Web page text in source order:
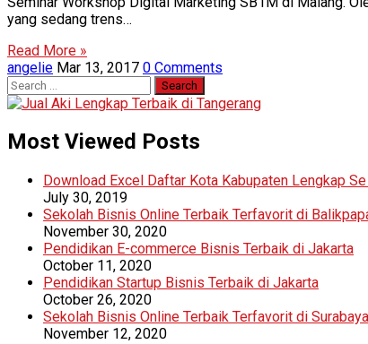
yang sedang trens…
Read More »
angelie Mar 13, 2017 0 Comments
Search
for:
Most Viewed Posts
Download Excel Daftar Kota Kabupaten Lengkap
July 30, 2019
Sekolah Bisnis Online Terbaik Terfavorit di
November 30, 2020
Pendidikan E-commerce Bisnis Terbaik di Jakarta
October 11, 2020
Pendidikan Startup Bisnis Terbaik di Jakarta
October 26, 2020
Sekolah Bisnis Online Terbaik Terfavorit di Surabaya
November 12, 2020